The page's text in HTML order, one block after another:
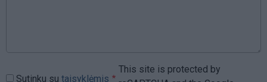
Sutinku su taisyklėmis
This site is protected by